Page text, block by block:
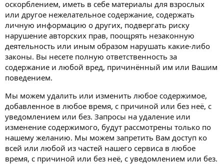
оскорблением, иметь в себе материалы для взрослых
или другое нежелательное содержание, содержать
личную информацию о других, подвергать риску
нарушение авторских прав, поощрять незаконную
деятельность или иным образом нарушать какие-либо
законы. Вы несете полную ответственность за
содержание и любой вред, причинённый им или Вашим
поведением.
Мы можем удалить или изменить любое содержимое,
добавленное в любое время, с причиной или без неё, с
уведомлением или без. Запросы на удаление или
изменение содержимого, будут рассмотрены только по
нашему желанию. Мы можем запретить Вам доступ ко
всей или любой из частей нашего сервиса в любое
время, с причиной или без неё, с уведомлением или без.